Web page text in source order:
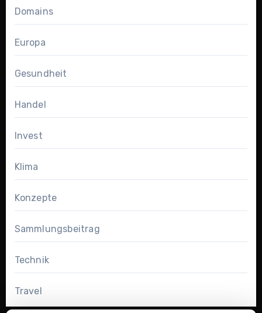
Domains
Europa
Gesundheit
Handel
Invest
Klima
Konzepte
Sammlungsbeitrag
Technik
Travel